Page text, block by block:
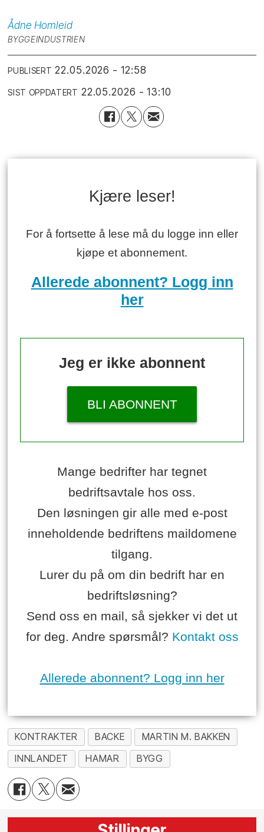
Ådne Homleid
BYGGEINDUSTRIEN
PUBLISERT 22.05.2026 - 12:58
SIST OPPDATERT 22.05.2026 - 13:10
Kjære leser!
For å fortsette å lese må du logge inn eller
kjøpe et abonnement.
Allerede abonnent? Logg inn
her
Jeg er ikke abonnent
BLI ABONNENT
Mange bedrifter har tegnet
bedriftsavtale hos oss.
Den løsningen gir alle med e-post
inneholdende bedriftens maildomene
tilgang.
Lurer du på om din bedrift har en
bedriftsløsning?
Send oss en mail, så sjekker vi det ut
for deg. Andre spørsmål? Kontakt oss
Allerede abonnent? Logg inn her
KONTRAKTER BACKE
MARTIN M. BAKKEN
INNLANDET
HAMAR BYGG